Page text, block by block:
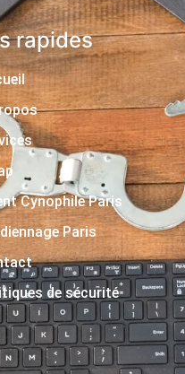
rapides
Cynophile Paris
Paris
de sécurité